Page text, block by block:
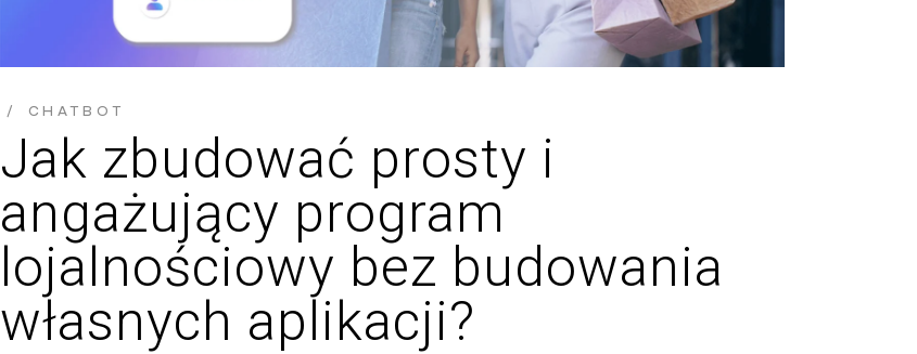
CHATBOT
Jak zbudować prosty i
angażujący program
lojalnościowy bez budowania
własnych aplikacji?